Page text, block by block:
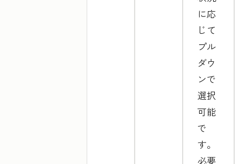
に応
じて
プル
ダウ
ンで
選択
可能
で
す。
必要